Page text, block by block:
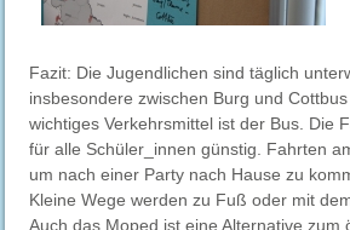
Fazit: Die Jugendlichen sind täglich
insbesondere zwischen Burg und
wichtiges Verkehrsmittel ist der Bus. Die
für alle Schüler_innen günstig. Fahrten
um nach einer Party nach Hause zu
Kleine Wege werden zu Fuß oder mit
Auch das Moped ist eine Alternative zum